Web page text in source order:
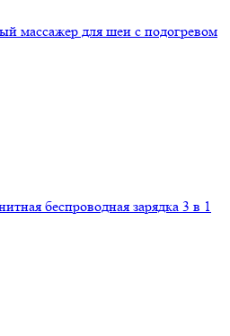
массажер для шеи с подогревом
беспроводная зарядка 3 в 1